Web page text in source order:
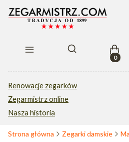
Otwórz
Renowacje zegarków
Zegarmistrz online
Nasza historia
Strona główna Zegarki damskie